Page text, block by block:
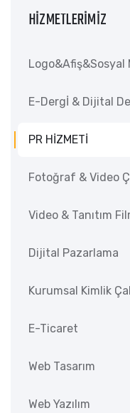
HİZMETLERİMİZ
Logo&Afiş&Sosyal
E-Dergİ & Dijital
PR HİZMETİ
Fotoğraf & Video
Video & Tanıtım
Dijital Pazarlama
Kurumsal Kimlik
E-Ticaret
Web Tasarım
Web Yazılım